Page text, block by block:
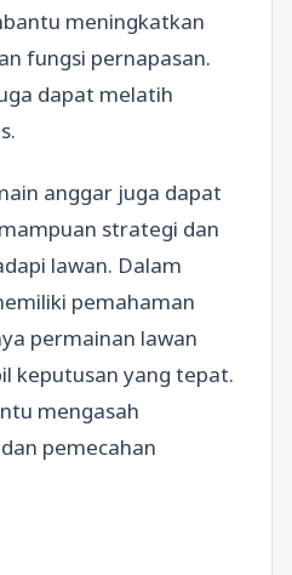
meningkatkan
fungsi pernapasan.
dapat melatih
anggar juga dapat
strategi dan
lawan. Dalam
pemahaman
permainan lawan
keputusan yang tepat.
mengasah
pemecahan